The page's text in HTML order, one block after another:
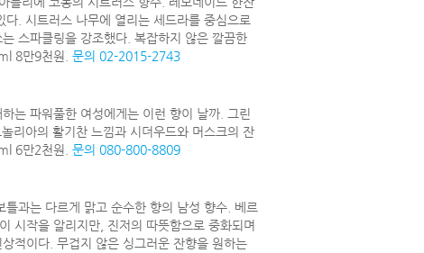
. 시트러스 나무에 열리는 세드라를 중심으로
스파클링을 강조했다. 복잡하지 않은 깔끔한
8만9천원. 문의 02-2015-2743
는 파워풀한 여성에게는 이런 향이 날까. 그린
리아의 활기찬 느낌과 시더우드와 머스크의 잔
6만2천원. 문의 080-800-8809
틀과는 다르게 맑고 순수한 향의 남성 향수. 베르
시작을 알리지만, 진저의 따뜻함으로 중화되며
적이다. 무겁지 않은 싱그러운 잔향을 원하는